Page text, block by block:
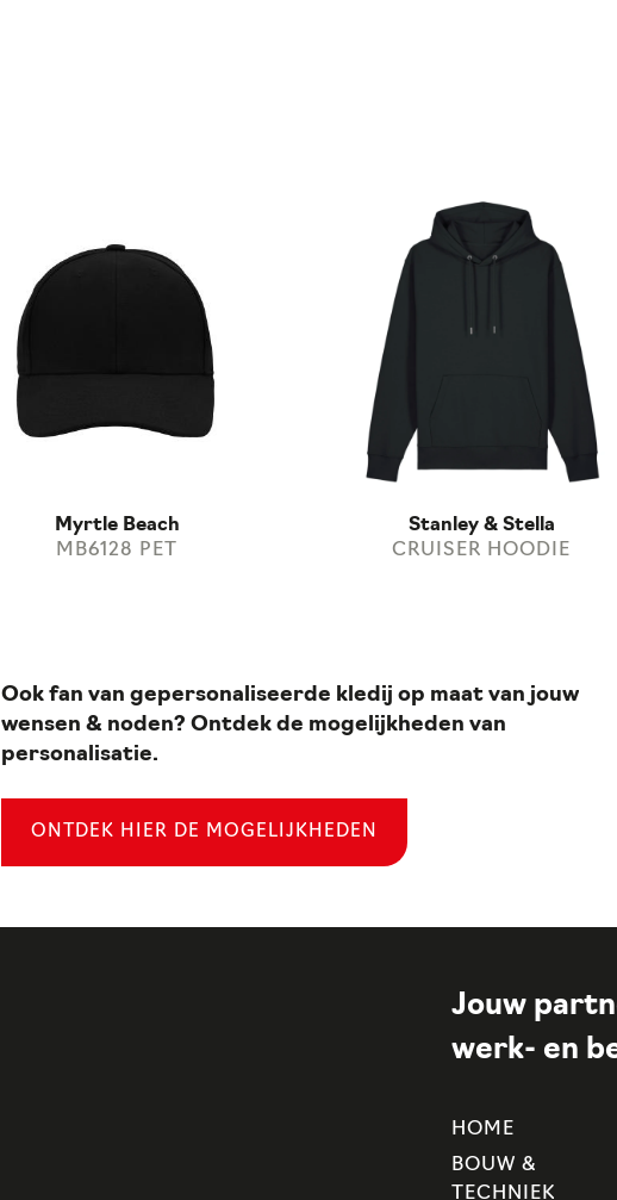
Myrtle Beach
MB6128 PET
Stanley & Stella
CRUISER HOODIE
Ook fan van gepersonaliseerde kledij op maat van jouw
wensen & noden? Ontdek de mogelijkheden van
personalisatie.
ONTDEK HIER DE MOGELIJKHEDEN
Jouw
werk- en
HOME
BOUW &
TECHNIEK